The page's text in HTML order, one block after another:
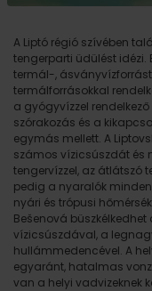
A Liptó régió szívében
tengerparti üdülést idézi.
termál-,
termálforrásokkal
a gyógyvízzel
szórakozás és a
egymás mellett. A
számos vízicsúszdát és
tengervízzel, az átlátszó
pedig a nyaralók
nyári és trópusi
Bešenová
vízicsúszdával, a
hullámmedencével. A
egyaránt, hatalmas
van a helyi vadvizeknek